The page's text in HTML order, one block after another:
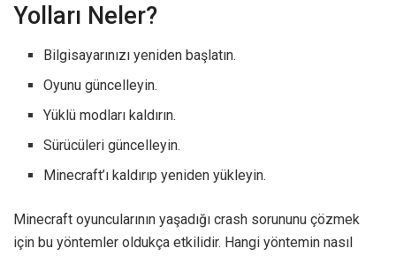
Yolları Neler?
Bilgisayarınızı yeniden başlatın.
Oyunu güncelleyin.
Yüklü modları kaldırın.
Sürücüleri güncelleyin.
Minecraft’ı kaldırıp yeniden yükleyin.
Minecraft oyuncularının yaşadığı crash sorununu çözmek
için bu yöntemler oldukça etkilidir. Hangi yöntemin nasıl